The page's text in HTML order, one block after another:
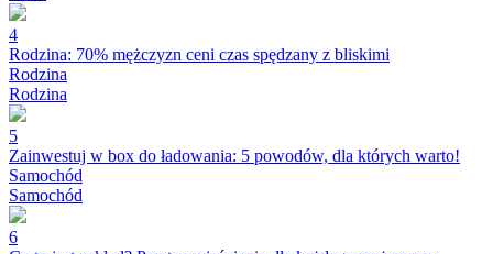
4
Rodzina: 70% mężczyzn ceni czas spędzany z bliskimi
Rodzina
Rodzina
5
Zainwestuj w box do ładowania: 5 powodów, dla których warto!
Samochód
Samochód
6